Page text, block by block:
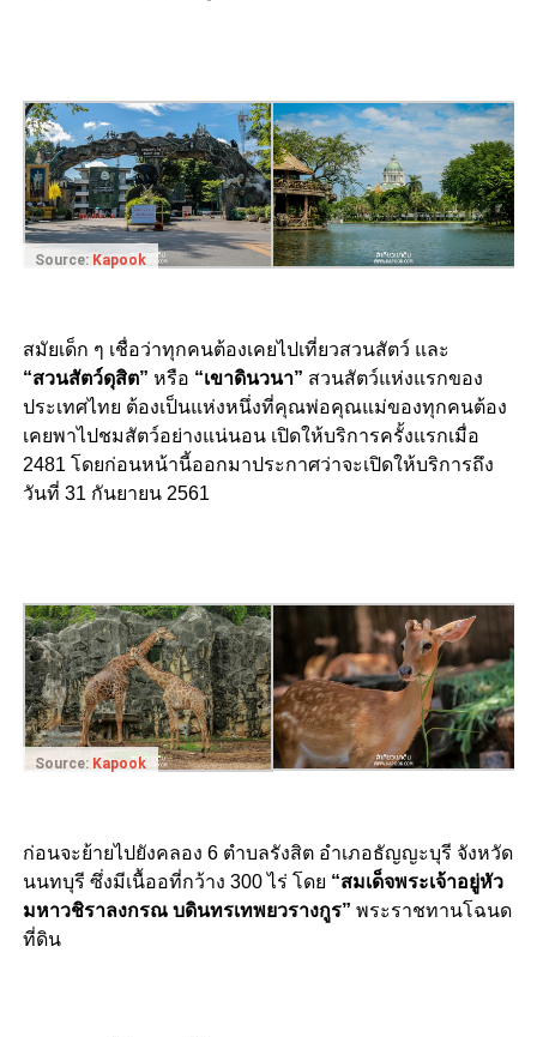
Source: Kapook
สมัยเด็ก ๆ เชื่อว่าทุกคนต้องเคยไปเที่ยวสวนสัตว์ และ
“สวนสัตว์ดุสิต” หรือ “เขาดินวนา” สวนสัตว์แห่งแรกของ
ประเทศไทย ต้องเป็นแห่งหนึ่งที่คุณพ่อคุณแม่ของทุกคนต้อง
เคยพาไปชมสัตว์อย่างแน่นอน เปิดให้บริการครั้งแรกเมื่อ
2481 โดยก่อนหน้านี้ออกมาประกาศว่าจะเปิดให้บริการถึง
วันที่ 31 กันยายน 2561
Source: Kapook
ก่อนจะย้ายไปยังคลอง 6 ตำบลรังสิต อำเภอธัญญะบุรี จังหวัด
นนทบุรี ซึ่งมีเนื้ออที่กว้าง 300 ไร่ โดย “สมเด็จพระเจ้าอยู่หัว
มหาวชิราลงกรณ บดินทรเทพยวรางกูร” พระราชทานโฉนด
ที่ดิน